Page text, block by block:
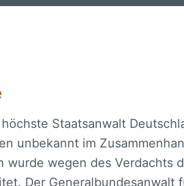
Staatsanwalt
unbekannt im
wegen des Verdachts
Der Generalbundesanwalt